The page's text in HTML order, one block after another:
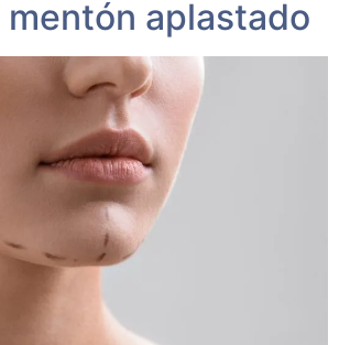
mentón aplastado